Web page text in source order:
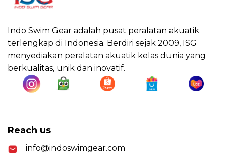
Indo Swim Gear adalah pusat peralatan akuatik
terlengkap di Indonesia. Berdiri sejak 2009, ISG
menyediakan peralatan akuatik kelas dunia yang
berkualitas, unik dan inovatif.
Reach us
info@indoswimgear.com